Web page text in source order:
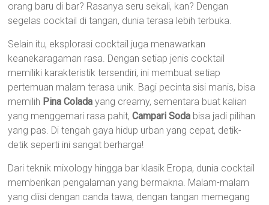
orang baru di bar? Rasanya seru sekali, kan? Dengan
segelas cocktail di tangan, dunia terasa lebih terbuka.
Selain itu, eksplorasi cocktail juga menawarkan
keanekaragaman rasa. Dengan setiap jenis cocktail
memiliki karakteristik tersendiri, ini membuat setiap
pertemuan malam terasa unik. Bagi pecinta sisi manis, bisa
memilih Pina Colada yang creamy, sementara buat kalian
yang menggemari rasa pahit,Campari Soda bisa jadi pilihan
yang pas. Di tengah gaya hidup urban yang cepat, detik-
detik seperti ini sangat berharga!
Dari teknik mixology hingga bar klasik Eropa, dunia cocktail
memberikan pengalaman yang bermakna. Malam-malam
yang diisi dengan canda tawa, dengan tangan memegang